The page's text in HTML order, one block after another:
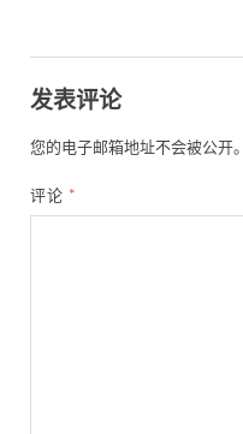
发表评论
您的电子邮箱地址不会被公开。
评论 *